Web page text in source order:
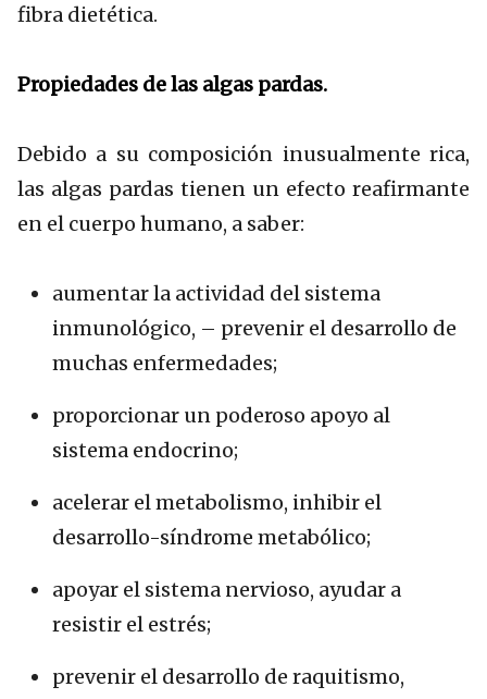
fibra dietética.
Propiedades de las algas pardas.
Debido a su composición inusualmente rica,
las algas pardas tienen un efecto reafirmante
en el cuerpo humano, a saber:
aumentar la actividad del sistema
inmunológico, – prevenir el desarrollo de
muchas enfermedades;
proporcionar un poderoso apoyo al
sistema endocrino;
acelerar el metabolismo, inhibir el
desarrollo-síndrome metabólico;
apoyar el sistema nervioso, ayudar a
resistir el estrés;
prevenir el desarrollo de raquitismo,